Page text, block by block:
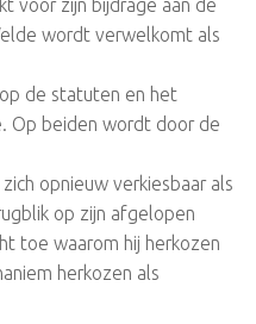
wordt verwelkomt als
de statuten en het
Op beiden wordt door de
opnieuw verkiesbaar als
op zijn afgelopen
toe waarom hij herkozen
herkozen als